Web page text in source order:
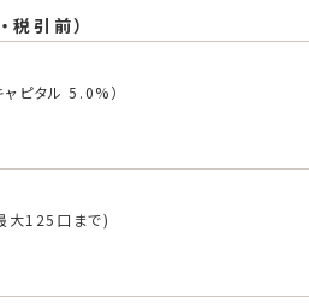
税引前）
ピタル 5.0%）
大125口まで)